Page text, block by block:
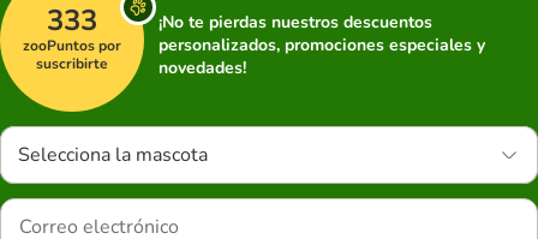
333
zooPuntos por
suscribirte
¡No te pierdas nuestros descuentos
personalizados, promociones especiales y
novedades!
Selecciona la mascota